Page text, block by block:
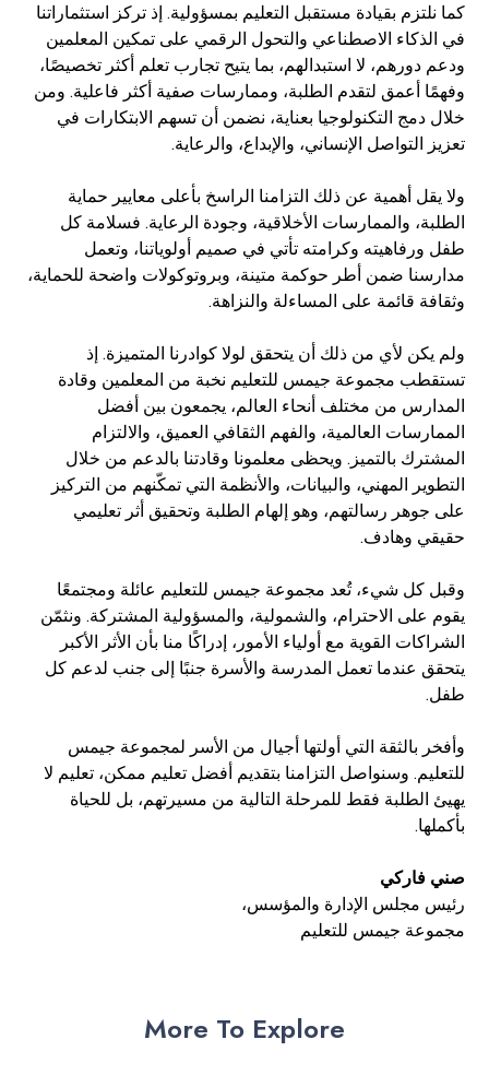
كما نلتزم بقيادة مستقبل التعليم بمسؤولية. إذ تركز استثماراتنا
في الذكاء الاصطناعي والتحول الرقمي على تمكين المعلمين
ودعم دورهم، لا استبدالهم، بما يتيح تجارب تعلم أكثر تخصيصًا،
وفهمًا أعمق لتقدم الطلبة، وممارسات صفية أكثر فاعلية. ومن
خلال دمج التكنولوجيا بعناية، نضمن أن تسهم الابتكارات في
تعزيز التواصل الإنساني، والإبداع، والرعاية.
ولا يقل أهمية عن ذلك التزامنا الراسخ بأعلى معايير حماية
الطلبة، والممارسات الأخلاقية، وجودة الرعاية. فسلامة كل
طفل ورفاهيته وكرامته تأتي في صميم أولوياتنا، وتعمل
مدارسنا ضمن أطر حوكمة متينة، وبروتوكولات واضحة للحماية،
وثقافة قائمة على المساءلة والنزاهة.
ولم يكن لأي من ذلك أن يتحقق لولا كوادرنا المتميزة. إذ
تستقطب مجموعة جيمس للتعليم نخبة من المعلمين وقادة
المدارس من مختلف أنحاء العالم، يجمعون بين أفضل
الممارسات العالمية، والفهم الثقافي العميق، والالتزام
المشترك بالتميز. ويحظى معلمونا وقادتنا بالدعم من خلال
التطوير المهني، والبيانات، والأنظمة التي تمكّنهم من التركيز
على جوهر رسالتهم، وهو إلهام الطلبة وتحقيق أثر تعليمي
حقيقي وهادف.
وقبل كل شيء، تُعد مجموعة جيمس للتعليم عائلة ومجتمعًا
يقوم على الاحترام، والشمولية، والمسؤولية المشتركة. ونثمّن
الشراكات القوية مع أولياء الأمور، إدراكًا منا بأن الأثر الأكبر
يتحقق عندما تعمل المدرسة والأسرة جنبًا إلى جنب لدعم كل
طفل.
وأفخر بالثقة التي أولتها أجيال من الأسر لمجموعة جيمس
للتعليم. وسنواصل التزامنا بتقديم أفضل تعليم ممكن، تعليم لا
يهيئ الطلبة فقط للمرحلة التالية من مسيرتهم، بل للحياة
بأكملها.
صني فاركي
رئيس مجلس الإدارة والمؤسس،
مجموعة جيمس للتعليم
More To Explore